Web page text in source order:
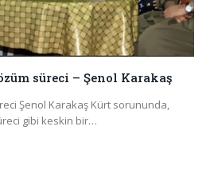
süreci – Şenol Karakaş
Şenol Karakaş Kürt sorununda,
gibi keskin bir…